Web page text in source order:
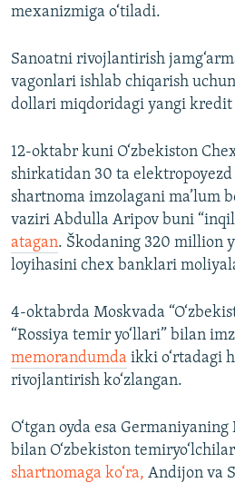
mexanizmiga o‘tiladi.
Sanoatni rivojlantirish
vagonlari ishlab chiqarish
dollari miqdoridagi yangi
12-oktabr kuni O‘zbekiston
shirkatidan 30 ta elektropoyezd
shartnoma imzolagani ma’lum
vaziri Abdulla Aripov buni
atagan. Škodaning 320 million
loyihasini chex banklari
4-oktabrda Moskvada
“Rossiya temir yo‘llari” bilan
memorandumda ikki o‘rtadagi
rivojlantirish ko‘zlangan.
O‘tgan oyda esa
bilan O‘zbekiston
shartnomaga ko‘ra, Andijon va